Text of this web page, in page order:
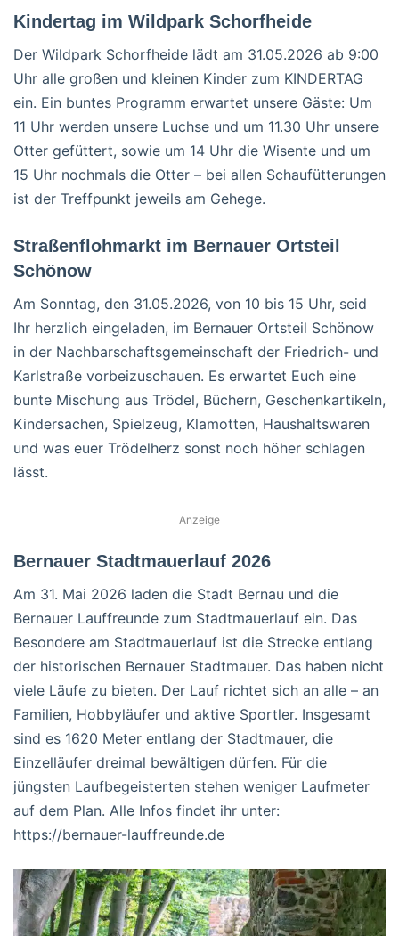
Kindertag im Wildpark Schorfheide
Der Wildpark Schorfheide lädt am 31.05.2026 ab 9:00
Uhr alle großen und kleinen Kinder zum KINDERTAG
ein. Ein buntes Programm erwartet unsere Gäste: Um
11 Uhr werden unsere Luchse und um 11.30 Uhr unsere
Otter gefüttert, sowie um 14 Uhr die Wisente und um
15 Uhr nochmals die Otter – bei allen Schaufütterungen
ist der Treffpunkt jeweils am Gehege.
Straßenflohmarkt im Bernauer Ortsteil
Schönow
Am Sonntag, den 31.05.2026, von 10 bis 15 Uhr, seid
Ihr herzlich eingeladen, im Bernauer Ortsteil Schönow
in der Nachbarschaftsgemeinschaft der Friedrich- und
Karlstraße vorbeizuschauen. Es erwartet Euch eine
bunte Mischung aus Trödel, Büchern, Geschenkartikeln,
Kindersachen, Spielzeug, Klamotten, Haushaltswaren
und was euer Trödelherz sonst noch höher schlagen
lässt.
Anzeige
Bernauer Stadtmauerlauf 2026
Am 31. Mai 2026 laden die Stadt Bernau und die
Bernauer Lauffreunde zum Stadtmauerlauf ein. Das
Besondere am Stadtmauerlauf ist die Strecke entlang
der historischen Bernauer Stadtmauer. Das haben nicht
viele Läufe zu bieten. Der Lauf richtet sich an alle – an
Familien, Hobbyläufer und aktive Sportler. Insgesamt
sind es 1620 Meter entlang der Stadtmauer, die
Einzelläufer dreimal bewältigen dürfen. Für die
jüngsten Laufbegeisterten stehen weniger Laufmeter
auf dem Plan. Alle Infos findet ihr unter:
https://bernauer-lauffreunde.de